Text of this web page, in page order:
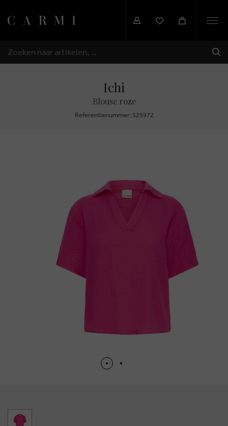
ZOEKEN
Ichi
Blouse roze
Referentienummer: 525972